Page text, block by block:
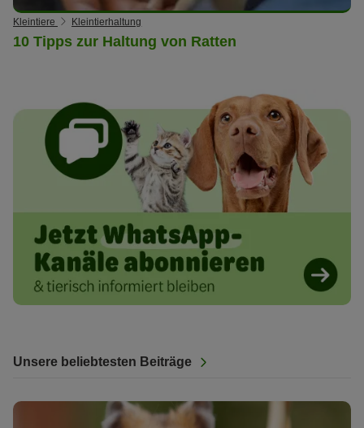
Kleintiere Kleintierhaltung
10 Tipps zur Haltung von Ratten
Unsere beliebtesten Beiträge